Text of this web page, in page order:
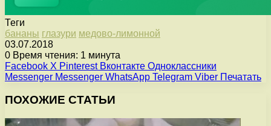
Теги
бананы глазури медово-лимонной
03.07.2018
0 Время чтения: 1 минута
Facebook X Pinterest Вконтакте Одноклассники
Messenger Messenger WhatsApp Telegram Viber Печатать
ПОХОЖИЕ СТАТЬИ